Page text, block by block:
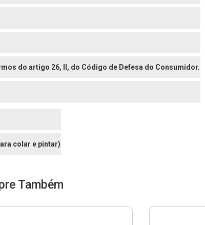
do artigo 26, II, do Código de Defesa do Consumidor.
colar e pintar)
Também